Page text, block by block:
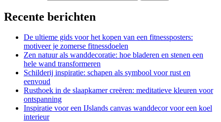
Recente berichten
De ultieme gids voor het kopen van een fitnessposters:
motiveer je zomerse fitnessdoelen
Zen natuur als wanddecoratie: hoe bladeren en stenen een
hele wand transformeren
Schilderij inspiratie: schapen als symbool voor rust en
eenvoud
Rusthoek in de slaapkamer creëren: meditatieve kleuren voor
ontspanning
Inspiratie voor een IJslands canvas wanddecor voor een koel
interieur